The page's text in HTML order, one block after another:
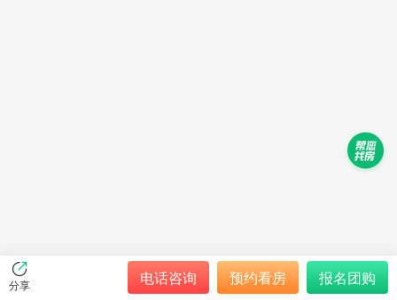
分享 电话咨询 预约看房 报名团购